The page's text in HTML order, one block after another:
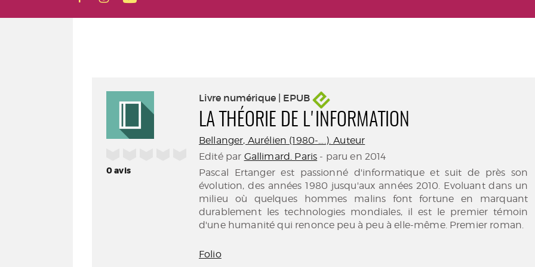
0avis
Livre numérique | EPUB
LA THÉORIE DE L'INFORMATION
Bellanger, Aurélien (1980-....). Auteur
Edité par Gallimard. Paris - paru en 2014
Pascal Ertanger est passionné d'informatique et suit de près son
évolution, des années 1980 jusqu'aux années 2010. Evoluant dans un
milieu où quelques hommes malins font fortune en marquant
durablement les technologies mondiales, il est le premier témoin
d'une humanité qui renonce peu à peu à elle-même. Premier roman.
Folio